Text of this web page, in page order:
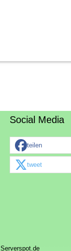
Social Media
teilen
tweet
Serverspot.de